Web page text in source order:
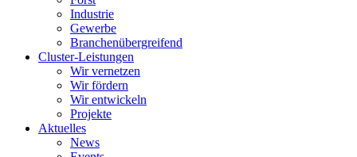
Industrie
Gewerbe
Branchenübergreifend
Cluster-Leistungen
Wir vernetzen
Wir fördern
Wir entwickeln
Projekte
Aktuelles
News